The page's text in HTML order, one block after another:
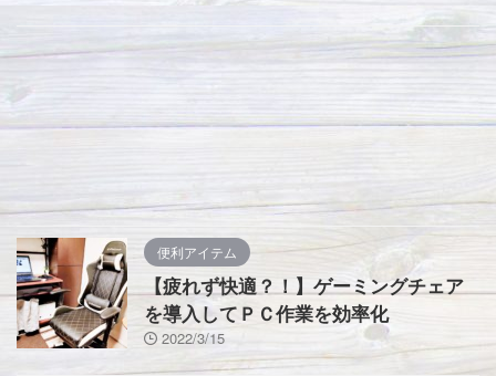
便利アイテム
【疲れず快適？！】ゲーミングチェア
を導入してＰＣ作業を効率化
2022/3/15